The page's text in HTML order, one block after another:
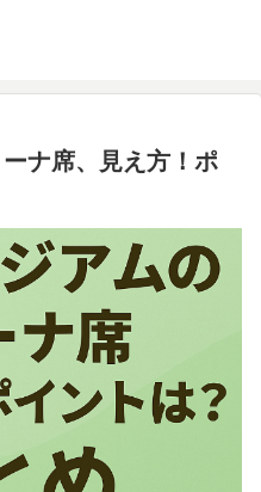
ナ席、見え方！ポ